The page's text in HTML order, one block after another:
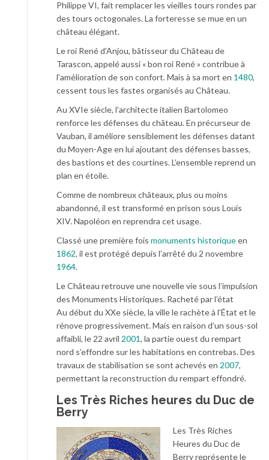
Philippe VI, fait remplacer les vieilles tours rondes par
des tours octogonales. La forteresse se mue en un
château élégant.
Le roi René d’Anjou, bâtisseur du Château de
Tarascon, appelé aussi « bon roi René » contribue à
l’amélioration de son confort. Mais à sa mort en 1480,
cessent tous les fastes organisés au Château.
Au XVIe siècle, l’architecte italien Bartolomeo
renforce les défenses du château. En précurseur de
Vauban, il améliore sensiblement les défenses datant
du Moyen-Age en lui ajoutant des défenses basses,
des bastions et des courtines. L’ensemble reprend un
plan en étoile.
Comme de nombreux châteaux, plus ou moins
abandonné, il est transformé en prison sous Louis
XIV. Napoléon en reprendra cet usage.
Classé une première fois monuments historiqueen
1862, il est protégé depuis l’arrêté du 2 novembre
1964.
Le Château retrouve une nouvelle vie sous l’impulsion
des Monuments Historiques. Racheté par l’état
Au début du XXe siècle, la ville le rachète à l’État et le
rénove progressivement. Mais en raison d’un sous-sol
affaibli, le 22 avril 2001, la partie ouest du rempart
nord s’effondre sur les habitations en contrebas. Des
travaux de stabilisation se sont achevés en 2007,
permettant la reconstruction du rempart effondré.
Les Très Riches heures du Duc de
Berry
Les Très Riches
Heures du Duc de
Berry représente le